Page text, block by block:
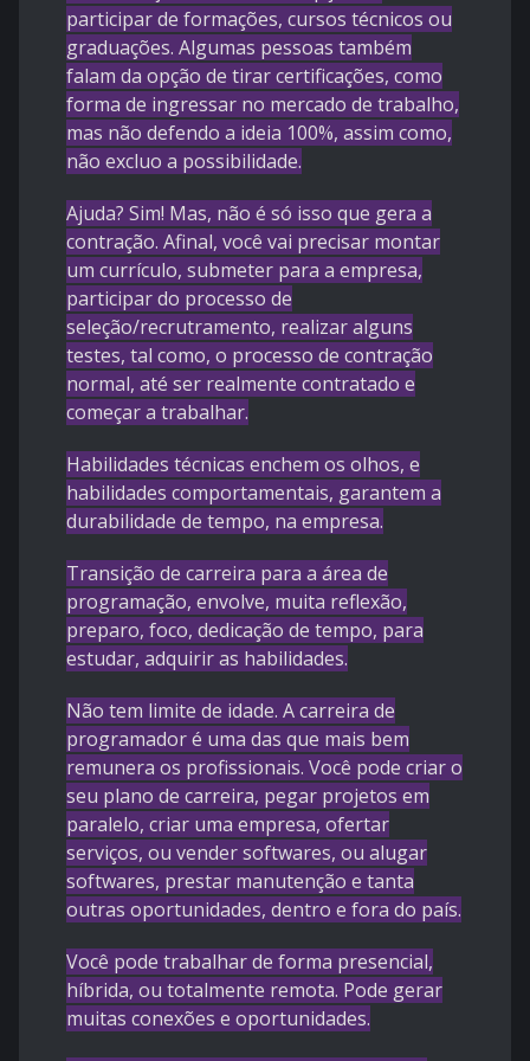
participar de formações, cursos técnicos ou
graduações. Algumas pessoas também
falam da opção de tirar certificações, como
forma de ingressar no mercado de trabalho,
mas não defendo a ideia 100%, assim como,
não excluo a possibilidade.
Ajuda? Sim! Mas, não é só isso que gera a
contração. Afinal, você vai precisar montar
um currículo, submeter para a empresa,
participar do processo de
seleção/recrutramento, realizar alguns
testes, tal como, o processo de contração
normal, até ser realmente contratado e
começar a trabalhar.
Habilidades técnicas enchem os olhos, e
habilidades comportamentais, garantem a
durabilidade de tempo, na empresa.
Transição de carreira para a área de
programação, envolve, muita reflexão,
preparo, foco, dedicação de tempo, para
estudar, adquirir as habilidades.
Não tem limite de idade. A carreira de
programador é uma das que mais bem
remunera os profissionais. Você pode criar o
seu plano de carreira, pegar projetos em
paralelo, criar uma empresa, ofertar
serviços, ou vender softwares, ou alugar
softwares, prestar manutenção e tanta
outras oportunidades, dentro e fora do país.
Você pode trabalhar de forma presencial,
híbrida, ou totalmente remota. Pode gerar
muitas conexões e oportunidades.